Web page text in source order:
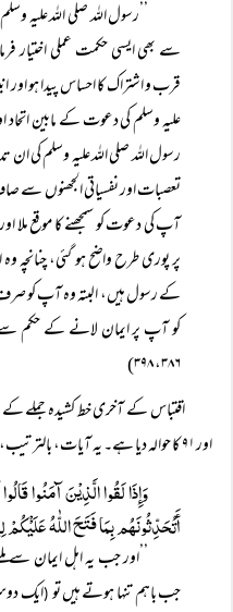
’’رسول اللہ صلی اللہ علیہ
سے بھی ایسی حکمت عملی اختیار
قرب و اشتراک کا احساس پیدا ہو اور
علیہ وسلم کی دعوت کے مابین
رسول اللہ صلی اللہ علیہ وسلم
تعصبات اور نفسیاتی الجھنوں سے
آپ کی دعوت کو سمجھنے کا موقع
پر پوری طرح واضح ہو گئی،
کے رسول ہیں، البتہ وہ آپ کو
کو آپ پر ایمان لانے کے حکم سے
۳۸۶، ۳۹۸)
اور ۹۱ کا حوالہ دیا ہے۔ یہ آیات، بالترتیب، حسب ذیل ہیں:
وَإِذَا لَقُوا الَّذِیْنَ آمَنُوا
أَتُحَدِّثُونَہُم بِمَا فَتَحَ اللّٰہُ
’’اور جب یہ اہل ایمان سے
جب باہم تنہا ہوتے ہیں تو(ایک